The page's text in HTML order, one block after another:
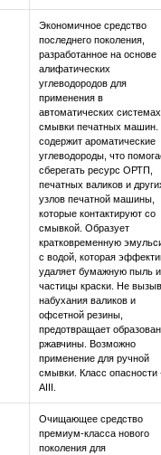
Экономичное средство
последнего поколения,
разработанное на основе
алифатических
углеводородов для
применения в
автоматических системах
смывки печатных машин.
содержит ароматические
углеводороды, что
сберегать ресурс ОРТП,
печатных валиков и
узлов печатной машины,
которые контактируют со
смывкой. Образует
кратковременную
с водой, которая
удаляет бумажную пыль и
частицы краски. Не
набухания валиков и
офсетной резины,
предотвращает
ржавчины. Возможно
применение для ручной
смывки. Класс опасности
AIII.
Очищающее средство
премиум-класса нового
поколения для